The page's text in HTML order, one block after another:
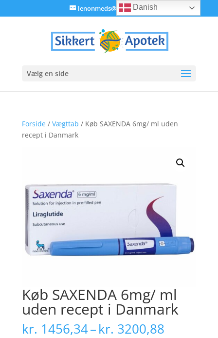
lenonmeds@gmail.com
Vælg en side
Forside/ Vægttab / Køb SAXENDA 6mg/ ml uden
recept i Danmark
Køb SAXENDA 6mg/ ml
uden recept i Danmark
kr. 1456,34–kr. 3200,88
Danish